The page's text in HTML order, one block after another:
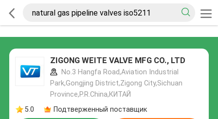
ZIGONG WEITE VALVE MFG CO., LTD
No.3 Hangfa Road,Aviation Industrial
Park,Gongjing District,Zigong City,Sichuan
Province,P.R.China,КИТАЙ
5.0
Подтверженный поставщик